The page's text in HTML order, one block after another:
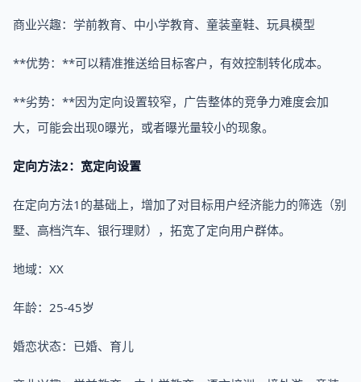
商业兴趣：学前教育、中小学教育、童装童鞋、玩具模型
**优势：**可以精准推送给目标客户，有效控制转化成本。
**劣势：**因为定向设置较窄，广告整体的竞争力难度会加
大，可能会出现0曝光，或者曝光量较小的现象。
定向方法2：宽定向设置
在定向方法1的基础上，增加了对目标用户经济能力的筛选（别
墅、高档汽车、银行理财），拓宽了定向用户群体。
地域：XX
年龄：25-45岁
婚恋状态：已婚、育儿